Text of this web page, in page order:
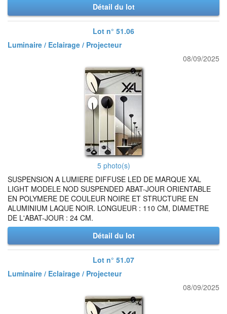
Détail du lot
Lot n° 51.06
Luminaire / Eclairage / Projecteur
08/09/2025
5 photo(s)
SUSPENSION A LUMIERE DIFFUSE LED DE MARQUE XAL
LIGHT MODELE NOD SUSPENDED ABAT-JOUR ORIENTABLE
EN POLYMERE DE COULEUR NOIRE ET STRUCTURE EN
ALUMINIUM LAQUE NOIR. LONGUEUR : 110 CM, DIAMETRE
DE L'ABAT-JOUR : 24 CM.
Détail du lot
Lot n° 51.07
Luminaire / Eclairage / Projecteur
08/09/2025